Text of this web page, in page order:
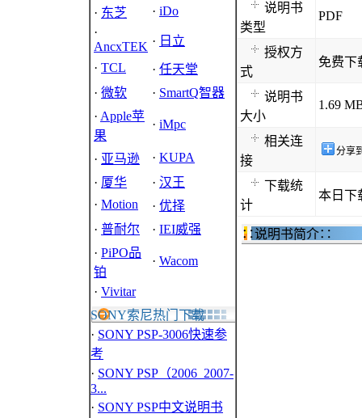
· 东芝 · iDo
·
AncxTEK · 日立
· TCL · 任天堂
· 微软 · SmartQ智器
· Apple苹
果
· iMpc
· 亚马逊 · KUPA
· 厦华 · 汉王
· Motion · 优择
· 普耐尔 · IEI威强
· PiPO品
铂
· Wacom
· Vivitar
SONY索尼热门下载
· SONY PSP-3006快速参
考
· SONY PSP（2006_2007-
3...
· SONY PSP中文说明书
说明书
类型
PDF
授权方
式
免费下
说明书
大小
1.69
相关连
接
分享
下载统
计
本日下
∷说明书简介∷